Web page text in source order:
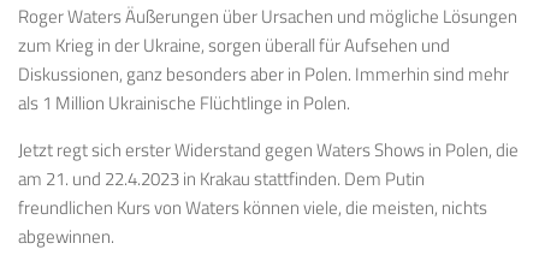
Roger Waters Äußerungen über Ursachen und mögliche Lösungen
zum Krieg in der Ukraine, sorgen überall für Aufsehen und
Diskussionen, ganz besonders aber in Polen. Immerhin sind mehr
als 1 Million Ukrainische Flüchtlinge in Polen.
Jetzt regt sich erster Widerstand gegen Waters Shows in Polen, die
am 21. und 22.4.2023 in Krakau stattfinden. Dem Putin
freundlichen Kurs von Waters können viele, die meisten, nichts
abgewinnen.